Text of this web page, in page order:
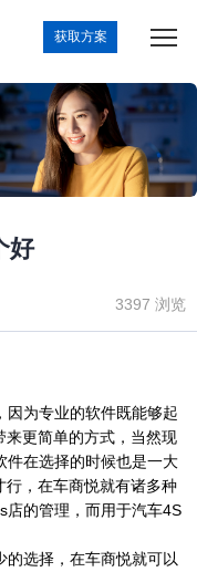
获取方案
好
3397 浏览
因为专业的软件既能够起
更简单的方式，当然现
件在选择的时候也是一大
行，在车商悦就有诸多种
店的管理，而用于汽车4S
选择，在车商悦就可以